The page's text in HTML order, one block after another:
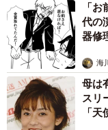
「
代の
器修
海
母は
スリ
「天